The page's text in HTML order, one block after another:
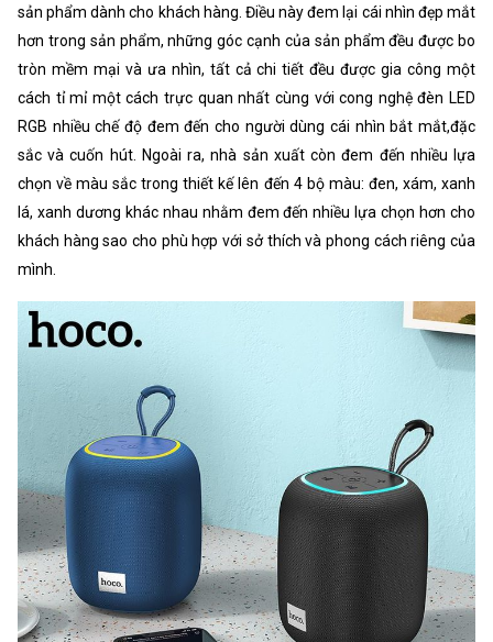
sản phẩm dành cho khách hàng. Điều này đem lại cái nhìn đẹp mắt
hơn trong sản phẩm, những góc cạnh của sản phẩm đều được bo
tròn mềm mại và ưa nhìn, tất cả chi tiết đều được gia công một
cách tỉ mỉ một cách trực quan nhất cùng với cong nghệ đèn LED
RGB nhiều chế độ đem đến cho người dùng cái nhìn bắt mắt,đặc
sắc và cuốn hút. Ngoài ra, nhà sản xuất còn đem đến nhiều lựa
chọn về màu sắc trong thiết kế lên đến 4 bộ màu: đen, xám, xanh
lá, xanh dương khác nhau nhằm đem đến nhiều lựa chọn hơn cho
khách hàng sao cho phù hợp với sở thích và phong cách riêng của
mình.